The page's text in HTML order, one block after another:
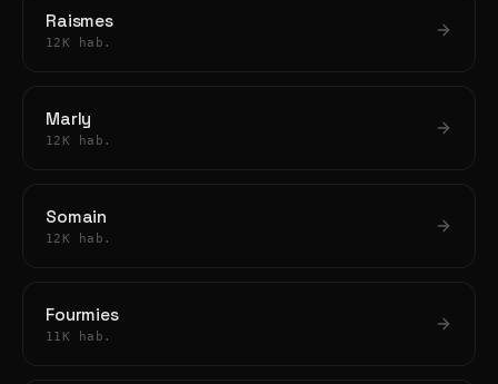
Raismes
12K hab.
Marly
12K hab.
Somain
12K hab.
Fourmies
11K hab.